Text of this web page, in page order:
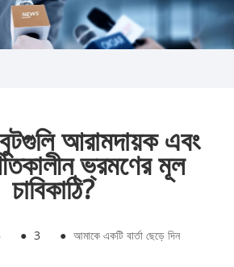
আরামদায়ক এবং
ভ্রমণের মূল
চাবিকাঠি?
● 3 ● আমাকে একটি বার্তা ছেড়ে দিন